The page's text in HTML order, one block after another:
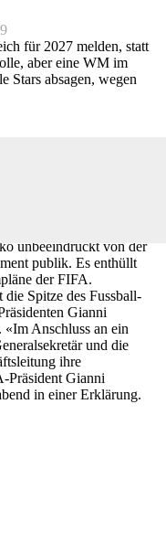
für 2027 melden, statt
aber eine WM im
Stars absagen, wegen
unbeeindruckt von der
publik. Es enthüllt
der FIFA.
Spitze des Fussball-
Gianni
Anschluss an ein
und die
ihre
Präsident Gianni
in einer Erklärung.